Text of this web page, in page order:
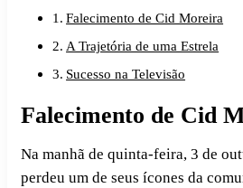
Falecimento de Cid Moreira
A Trajetória de uma Estrela
Sucesso na Televisão
Falecimento de Cid
Na manhã de quinta-feira, 3 de
perdeu um de seus ícones da